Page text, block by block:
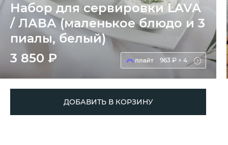
Набор для сервировки LAVA
/ ЛАВА (маленькое блюдо и 3
пиалы, белый)
3 850 ₽
963 ₽ × 4
ДОБАВИТЬ В КОРЗИНУ